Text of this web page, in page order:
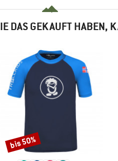
DAS GEKAUFT HABEN,
Rabatt
bis 50%